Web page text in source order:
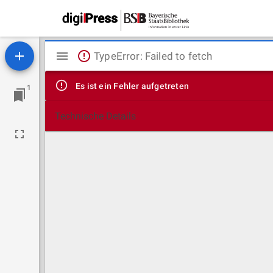
1
Mirador
Viewer
TypeError: Failed to fetch
Es ist ein Fehler aufgetreten
Technische Details